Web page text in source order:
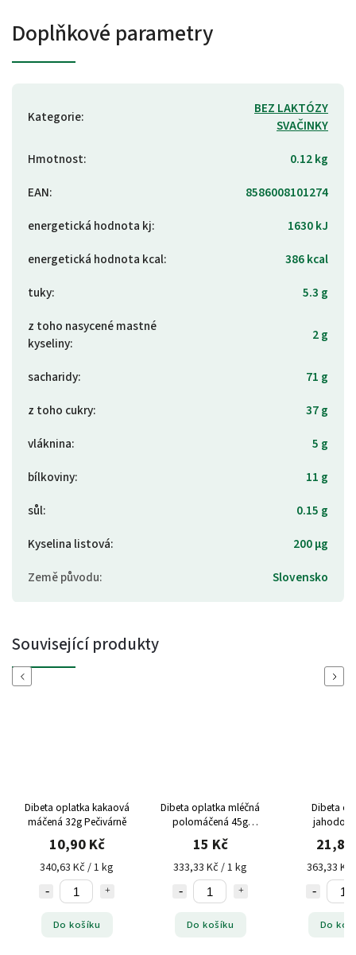
Doplňkové parametry
Kategorie:
BEZ LAKTÓZY
SVAČINKY
Hmotnost:
0.12 kg
EAN:
8586008101274
energetická hodnota kj:
1630 kJ
energetická hodnota kcal:
386 kcal
tuky:
5.3 g
z toho nasycené mastné
kyseliny: 2 g
sacharidy:
71 g
z toho cukry:
37 g
vláknina:
5 g
bílkoviny:
11 g
sůl:
0.15 g
Kyselina listová:
200 µg
Země původu: Slovensko
Související produkty
Previous
Dibeta oplatka mléčná
polomáčená 45g
Pečivárně
15 Kč
333,33 Kč / 1 kg
Do košíku
Dibeta oplatka
jahodová 60g
Pečivárně
21,80 Kč
363,33 Kč / 1 kg
Do košíku Do
Next